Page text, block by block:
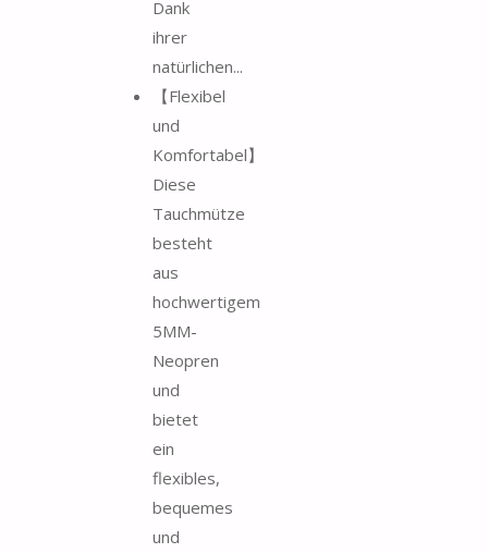
Dank
ihrer
natürlichen...
【Flexibel
und
Komfortabel】
Diese
Tauchmütze
besteht
aus
hochwertigem
5MM-
Neopren
und
bietet
ein
flexibles,
bequemes
und